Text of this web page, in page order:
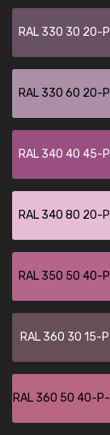
RAL 330 30 20-P
RAL 330 60 20-P
RAL 340 40 45-P
RAL 340 80 20-P
RAL 350 50 40-P
RAL 360 30 15-P
RAL 360 50 40-